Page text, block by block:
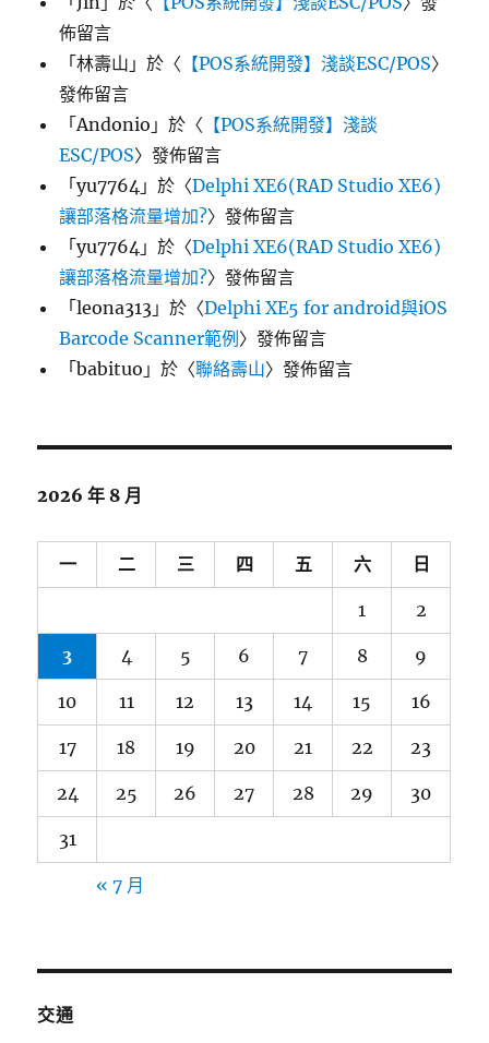
佈留言
「林壽山 」於〈 【POS系統開發】淺談ESC/POS〉
發佈留言
「Andonio 」於〈 【POS系統開發】淺談
ESC/POS〉發佈留言
「yu7764 」於〈Delphi XE6(RAD Studio XE6)
讓部落格流量增加?〉發佈留言
「yu7764 」於〈Delphi XE6(RAD Studio XE6)
讓部落格流量增加?〉發佈留言
「leona313 」於〈Delphi XE5 for android與iOS
Barcode Scanner範例 〉發佈留言
「babituo 」於〈聯絡壽山〉發佈留言
2026 年 8 月
一 二 三 四 五 六 日
1 2
3 4 5 6 7 8 9
10 11 12 13 14 15 16
17 18 19 20 21 22 23
24 25 26 27 28 29 30
31
« 7 月
交通